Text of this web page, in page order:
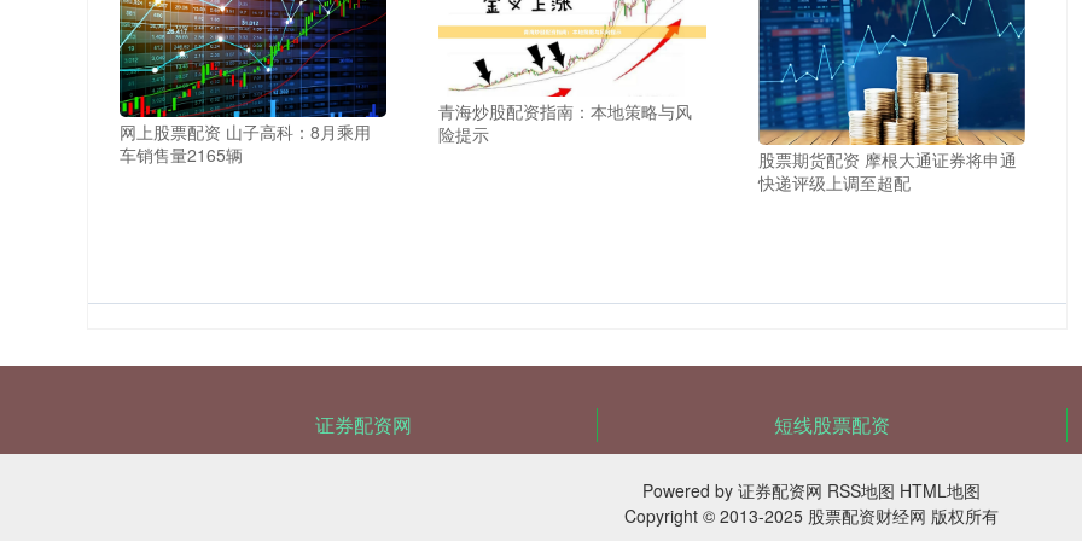
网上股票配资 山子高科：8月乘用
车销售量2165辆
青海炒股配资指南：本地策略与风
险提示
股票期货配资 摩根大通证券将申通
快递评级上调至超配
证券配资网 短线股票配资
Powered by 证券配资网 RSS地图 HTML地图
Copyright © 2013-2025 股票配资财经网 版权所有